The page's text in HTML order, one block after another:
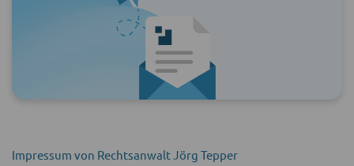
Impressum von Rechtsanwalt Jörg Tepper